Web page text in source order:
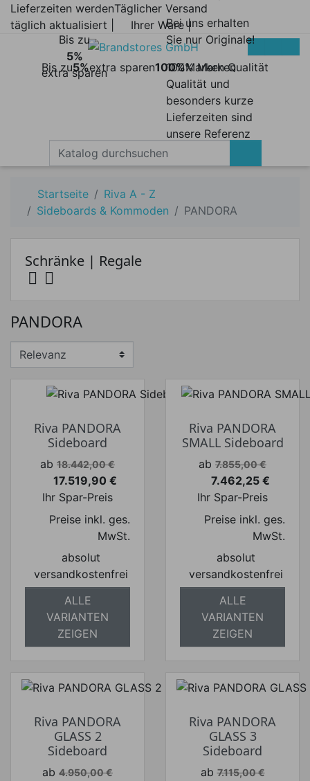
Lieferzeiten werden
täglich aktualisiert |
Täglicher Versand
Ihrer Ware |
Bis zu5%extra sparen
Bis zu
5%
extra sparen
100%Marken Qualität
Bei uns erhalten
Sie nur Originale!
100% Marken
Qualität und
besonders kurze
Lieferzeiten sind
unsere Referenz
Startseite
Riva A - Z
Sideboards & Kommoden
PANDORA
Preis von
Schränke | Regale
 
PANDORA
Riva PANDORA
Sideboard
Verkaufspreis
ab 18.442,00 €
Preis
17.519,90 €
Ihr Spar-Preis
Preise inkl. ges.
MwSt.
absolut
versandkostenfrei
ALLE
VARIANTEN
ZEIGEN
Riva PANDORA
SMALL Sideboard
Verkaufspreis
ab 7.855,00 €
Preis
7.462,25 €
Ihr Spar-Preis
Preise inkl. ges.
MwSt.
absolut
versandkostenfrei
ALLE
VARIANTEN
ZEIGEN
Riva PANDORA
GLASS 2
Sideboard
Verkaufspreis
ab 4.950,00 €
Riva PANDORA
GLASS 3
Sideboard
Verkaufspreis
ab 7.115,00 €